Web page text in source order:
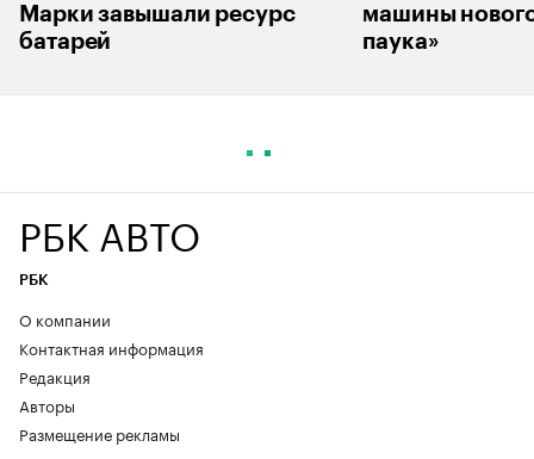
Марки завышали ресурс
батарей
машины
паука»
РБК АВТО
РБК
О компании
Контактная информация
Редакция
Авторы
Размещение рекламы